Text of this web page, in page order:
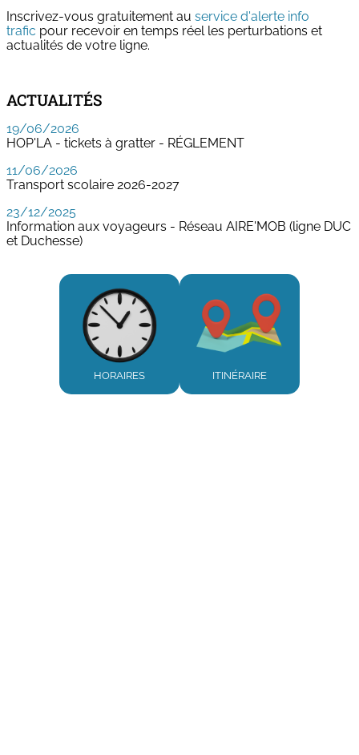
Inscrivez-vous gratuitement au service d'alerte info
trafic pour recevoir en temps réel les perturbations et
actualités de votre ligne.
ACTUALITÉS
19/06/2026
HOP'LA - tickets à gratter - RÉGLEMENT
11/06/2026
Transport scolaire 2026-2027
23/12/2025
Information aux voyageurs - Réseau AIRE'MOB (ligne DUC
et Duchesse)
HORAIRES ITINÉRAIRE